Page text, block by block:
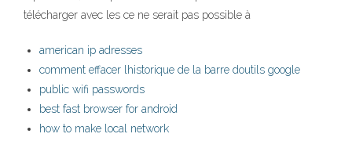
télécharger avec les ce ne serait pas possible à
american ip adresses
comment effacer lhistorique de la barre doutils google
public wifi passwords
best fast browser for android
how to make local network